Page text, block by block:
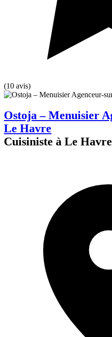
(10 avis)
Ostoja – Menuisier
Le Havre
Cuisiniste à Le Havre